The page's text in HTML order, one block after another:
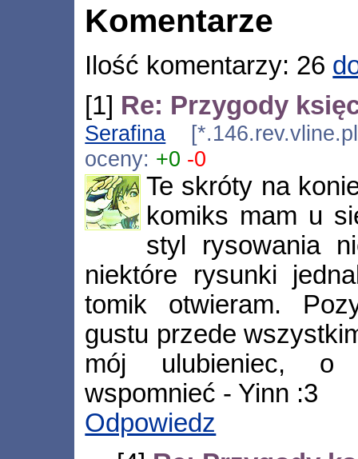
Komentarze
Ilość komentarzy: 26
[1] Re: Przygody
Serafina
oceny: +0 -0
Te skróty na
komiks mam u
styl rysowania
niektóre rysunki
tomik otwieram.
gustu przede
mój ulubieniec, o
wspomnieć - Yinn :3
Odpowiedz